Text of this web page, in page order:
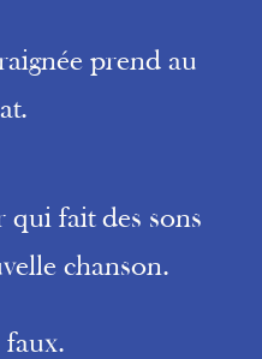
prend au
qui fait des sons
chanson.
faux.